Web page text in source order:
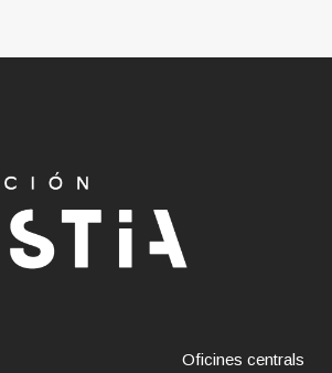
Oficines centrals